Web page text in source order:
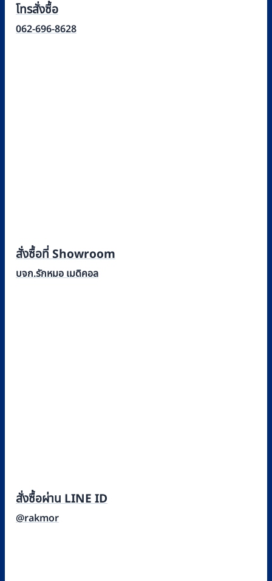
โทรสั่งซื้อ
062-696-8628
สั่งซื้อที่ Showroom
บจก.รักหมอ เมดิคอล
สั่งซื้อผ่าน LINE ID
@rakmor